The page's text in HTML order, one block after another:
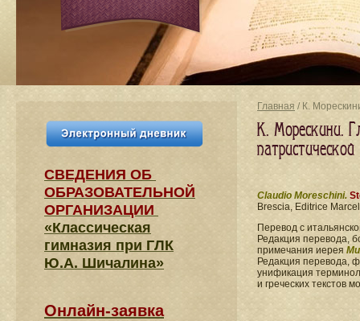
Главная / К.
К. Морескини.
Claudio Moreschini.
Brescia, Editrice
Перевод с
Редакция перевода,
примечания иерея
Редакция перевода,
унификация
и греческих текстов
СВЕДЕНИЯ​ ОБ
ОБРАЗОВАТЕЛЬНОЙ
ОРГАНИЗАЦИИ
«Классическая
гимназия при ГЛК
Ю.А. Шичалина»
Онлайн-заявка